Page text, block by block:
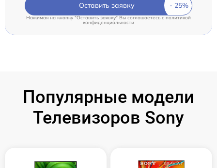
Оставить заявку
Нажимая на кнопку "Оставить заявку" Вы соглашаетесь cполитикой
конфиденциальности
Популярные модели
Телевизоров Sony